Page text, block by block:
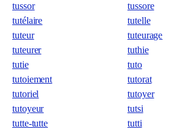
tussor
tussore
tutélaire
tutelle
tuteur
tuteurage
tuteurer
tuthie
tutie
tuto
tutoiement
tutorat
tutoriel
tutoyer
tutoyeur
tutsi
tutte-tutte
tutti